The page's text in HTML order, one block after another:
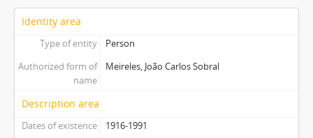
Identity area
Type of entity
Person
Authorized form of
name
Meireles, João Carlos Sobral
Description area
Dates of existence
1916-1991